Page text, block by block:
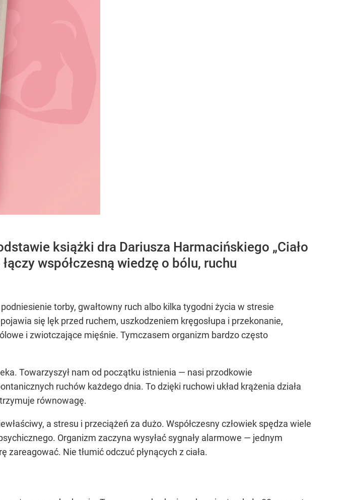
książki dra Dariusza Harmacińskiego „Ciało
współczesną wiedzę o bólu, ruchu
torby, gwałtowny ruch albo kilka tygodni życia w stresie
się lęk przed ruchem, uszkodzeniem kręgosłupa i przekonanie,
i zwiotczające mięśnie. Tymczasem organizm bardzo często
Towarzyszył nam od początku istnienia — nasi przodkowie
ruchów każdego dnia. To dzięki ruchowi układ krążenia działa
równowagę.
a stresu i przeciążeń za dużo. Współczesny człowiek spędza wiele
Organizm zaczyna wysyłać sygnały alarmowe — jednym
zareagować. Nie tłumić odczuć płynących z ciała.